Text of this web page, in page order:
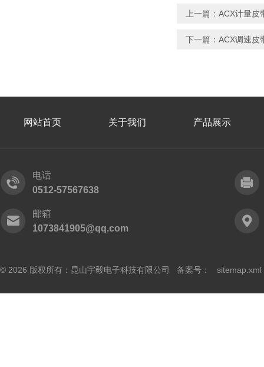
上一篇： ACX计量皮
下一篇： ACX调速皮
网站首页 关于我们 产品展示
电话
0512-57567638
邮箱
1073841905@qq.com
© 2026 版权所有：昆山宇毅电子科技有限公司 备案号： sitemap.xml